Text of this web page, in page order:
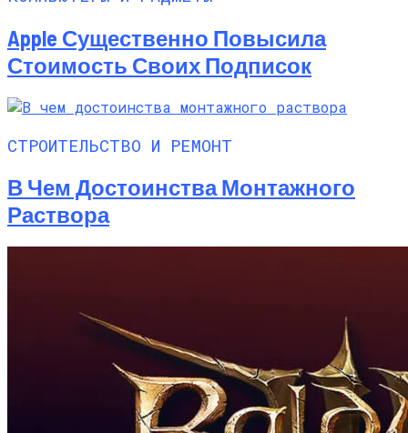
Apple Существенно Повысила
Стоимость Своих Подписок
СТРОИТЕЛЬСТВО И РЕМОНТ
В Чем Достоинства Монтажного
Раствора